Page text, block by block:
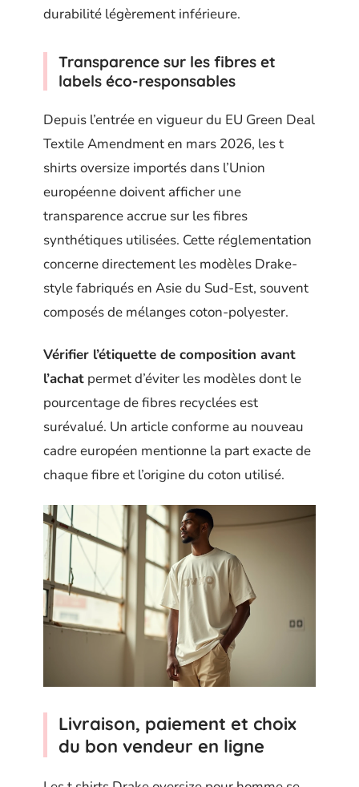
durabilité légèrement inférieure.
Transparence sur les fibres et
labels éco-responsables
Depuis l’entrée en vigueur du EU Green Deal
Textile Amendment en mars 2026, les t
shirts oversize importés dans l’Union
européenne doivent afficher une
transparence accrue sur les fibres
synthétiques utilisées. Cette réglementation
concerne directement les modèles Drake-
style fabriqués en Asie du Sud-Est, souvent
composés de mélanges coton-polyester.
Vérifier l’étiquette de composition avant
l’achat permet d’éviter les modèles dont le
pourcentage de fibres recyclées est
surévalué. Un article conforme au nouveau
cadre européen mentionne la part exacte de
chaque fibre et l’origine du coton utilisé.
Livraison, paiement et choix
du bon vendeur en ligne